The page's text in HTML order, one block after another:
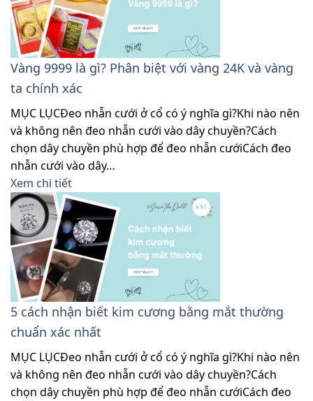
Vàng 9999 là gì? Phân biệt với vàng 24K và vàng
ta chính xác
MỤC LỤCĐeo nhẫn cưới ở cổ có ý nghĩa gì?Khi nào nên
và không nên đeo nhẫn cưới vào dây chuyền?Cách
chọn dây chuyền phù hợp để đeo nhẫn cướiCách đeo
nhẫn cưới vào dây…
Xem chi tiết
5 cách nhận biết kim cương bằng mắt thường
chuẩn xác nhất
MỤC LỤCĐeo nhẫn cưới ở cổ có ý nghĩa gì?Khi nào nên
và không nên đeo nhẫn cưới vào dây chuyền?Cách
chọn dây chuyền phù hợp để đeo nhẫn cướiCách đeo